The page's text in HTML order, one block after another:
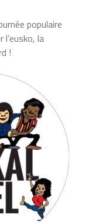
populaire
la
!